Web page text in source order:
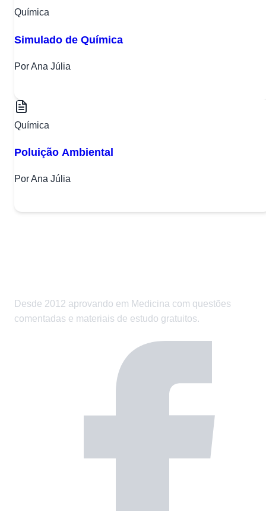
Química
Simulado de Química
Por Ana Júlia
Química
Poluição Ambiental
Por Ana Júlia
Desde 2012 aprovando em Medicina com questões
comentadas e materiais de estudo gratuitos.